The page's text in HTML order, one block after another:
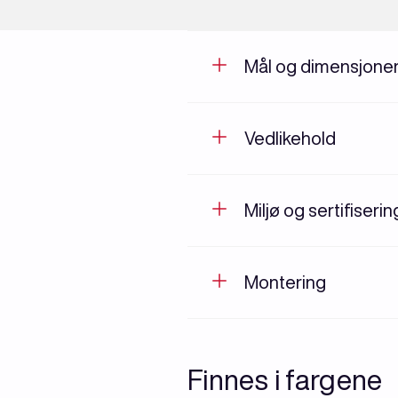
Mål og
Vedlikehold
Miljø og
Montering
Finnes i fargene